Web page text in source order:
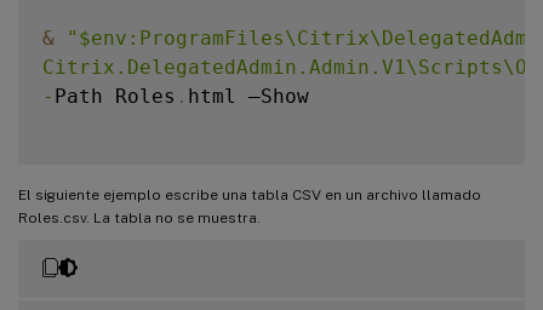
&
- Path Roles . html –Show
El siguiente ejemplo escribe una tabla CSV en un archivo llamado
Roles.csv. La tabla no se muestra.